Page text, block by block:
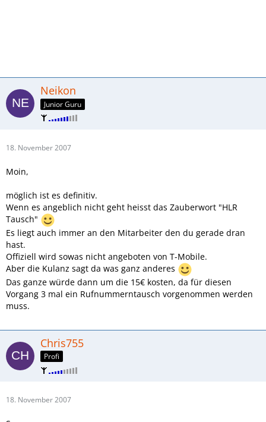
Neikon
Junior Guru
18. November 2007
Moin,
möglich ist es definitiv.
Wenn es angeblich nicht geht heisst das Zauberwort "HLR
Tausch"
Es liegt auch immer an den Mitarbeiter den du gerade dran
hast.
Offiziell wird sowas nicht angeboten von T-Mobile.
Aber die Kulanz sagt da was ganz anderes
Das ganze würde dann um die 15€ kosten, da für diesen
Vorgang 3 mal ein Rufnummerntausch vorgenommen werden
muss.
Chris755
Profi
18. November 2007